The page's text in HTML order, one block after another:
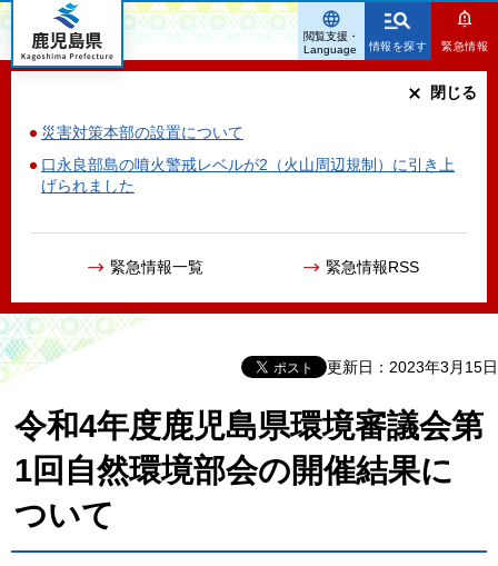
鹿児島県
情報を探す 緊急情報
災害対策本部の設置について
口永良部島の噴火警戒レベルが2（火山周辺規制）に引き上
げられました
緊急情報一覧 緊急情報RSS
閉じる
閲覧支援・
Language
更新日：2023年3月15日
令和4年度鹿児島県環境審議会第
1回自然環境部会の開催結果に
ついて